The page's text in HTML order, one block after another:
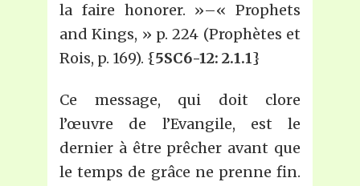
la faire honorer. »–« Prophets
and Kings, » p. 224 (Prophètes et
Rois, p. 169). {5SC6-12: 2.1.1}
Ce message, qui doit clore
l’œuvre de l’Evangile, est le
dernier à être prêcher avant que
le temps de grâce ne prenne fin.